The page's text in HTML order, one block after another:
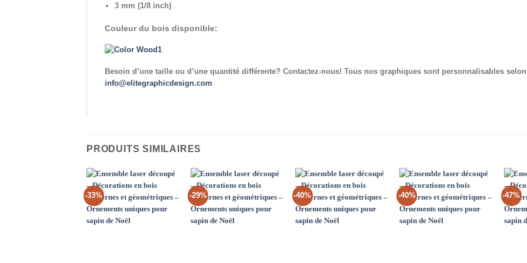
3 mm (1/8 inch)
Couleur du bois disponible:
Besoin d’une taille ou d’une quantité différente? Contactez-nous! Tous nos graphiques sont personnalisables
info@elitegraphicdesign.com
PRODUITS SIMILAIRES
-33%
Add to
Wishlist
-29%
Add to
Wishlist
-40%
Add to
Wishlist
-40%
Add to
Wishlist
-47%